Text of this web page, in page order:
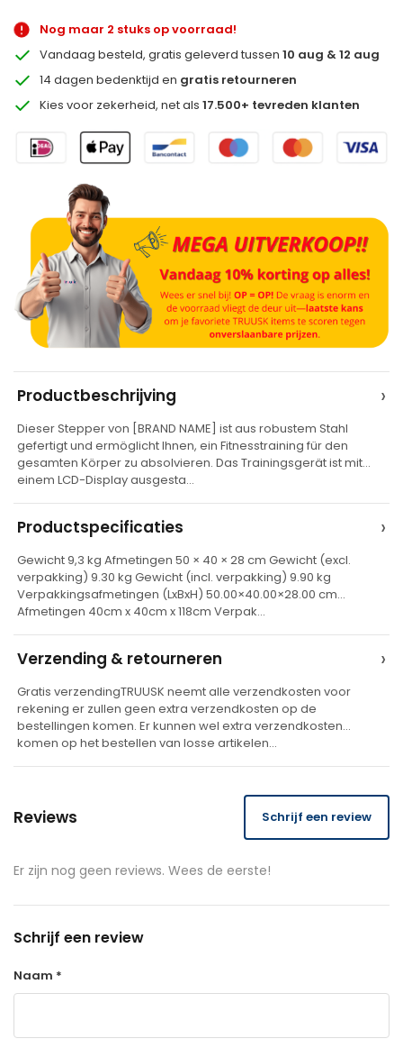
Nog maar 2 stuks op voorraad!
Vandaag besteld, gratis geleverd tussen10 aug & 12 aug
14 dagen bedenktijd en gratis retourneren
Kies voor zekerheid, net als17.500+ tevreden klanten
t
e
r
a
t
v
e
Productbeschrijving ›
Dieser Stepper von [BRAND NAME] ist aus robustem Stahl
gefertigt und ermöglicht Ihnen, ein Fitnesstraining für den
gesamten Körper zu absolvieren. Das Trainingsgerät ist mit
einem LCD-Display ausgesta…
Productspecificaties ›
Gewicht 9,3 kg Afmetingen 50 × 40 × 28 cm Gewicht (excl.
verpakking) 9.30 kg Gewicht (incl. verpakking) 9.90 kg
Verpakkingsafmetingen (LxBxH) 50.00×40.00×28.00 cm
Afmetingen 40cm x 40cm x 118cm Verpak…
Verzending & retourneren ›
Gratis verzendingTRUUSK neemt alle verzendkosten voor
rekening er zullen geen extra verzendkosten op de
bestellingen komen. Er kunnen wel extra verzendkosten
komen op het bestellen van losse artikelen…
Reviews Schrijf een review
Er zijn nog geen reviews. Wees de eerste!
Schrijf een review
Naam *